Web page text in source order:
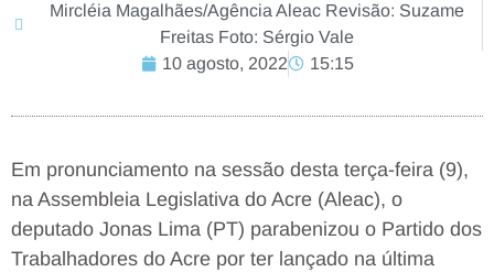
Mircléia Magalhães/Agência Aleac Revisão: Suzame
Freitas Foto: Sérgio Vale
10 agosto, 2022
15:15
Em pronunciamento na sessão desta terça-feira (9),
na Assembleia Legislativa do Acre (Aleac), o
deputado Jonas Lima (PT) parabenizou o Partido dos
Trabalhadores do Acre por ter lançado na última